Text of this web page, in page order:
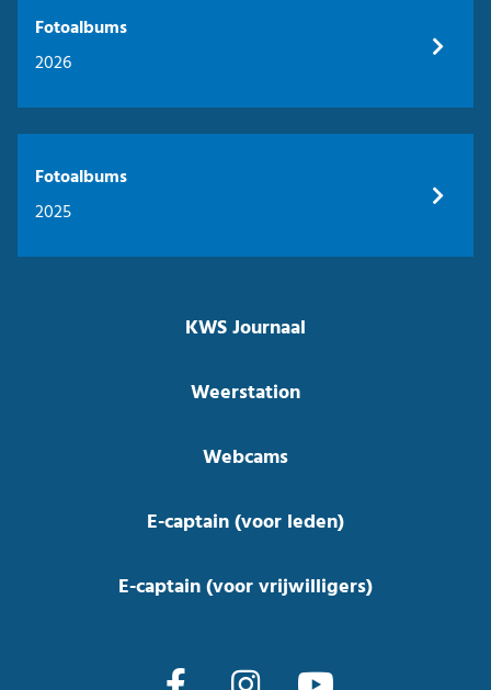
Fotoalbums
2026
Fotoalbums
2025
KWS Journaal
Weerstation
Webcams
E-captain (voor leden)
E-captain (voor vrijwilligers)